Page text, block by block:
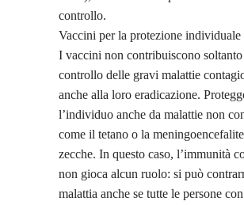
controllo.
Vaccini per la protezione individuale
I vaccini non contribuiscono soltanto
controllo delle gravi malattie
anche alla loro eradicazione.
l’individuo anche da malattie non
come il tetano o la
zecche. In questo caso, l’immunità
non gioca alcun ruolo: si può
malattia anche se tutte le persone